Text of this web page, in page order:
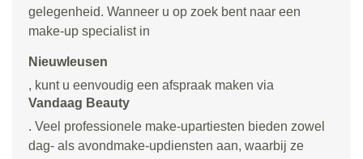
gelegenheid. Wanneer u op zoek bent naar een
make-up specialist in
Nieuwleusen
, kunt u eenvoudig een afspraak maken via
Vandaag Beauty
. Veel professionele make-upartiesten bieden zowel
dag- als avondmake-updiensten aan, waarbij ze